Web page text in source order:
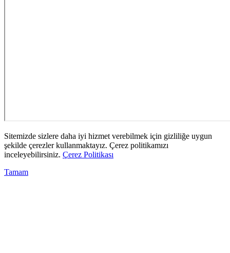
Sitemizde sizlere daha iyi hizmet verebilmek için gizliliğe uygun
şekilde çerezler kullanmaktayız. Çerez politikamızı
inceleyebilirsiniz. Çerez Politikası
Tamam